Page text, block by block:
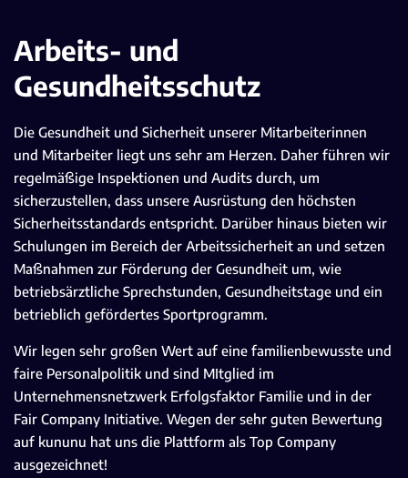
Arbeits- und
Gesundheitsschutz
Die Gesundheit und Sicherheit unserer Mitarbeiterinnen
und Mitarbeiter liegt uns sehr am Herzen. Daher führen wir
regelmäßige Inspektionen und Audits durch, um
sicherzustellen, dass unsere Ausrüstung den höchsten
Sicherheitsstandards entspricht. Darüber hinaus bieten wir
Schulungen im Bereich der Arbeitssicherheit an und setzen
Maßnahmen zur Förderung der Gesundheit um, wie
betriebsärztliche Sprechstunden, Gesundheitstage und ein
betrieblich gefördertes Sportprogramm.
Wir legen sehr großen Wert auf eine familienbewusste und
faire Personalpolitik und sind MItglied im
Unternehmensnetzwerk Erfolgsfaktor Familie und in der
Fair Company Initiative. Wegen der sehr guten Bewertung
auf kununu hat uns die Plattform als Top Company
ausgezeichnet!